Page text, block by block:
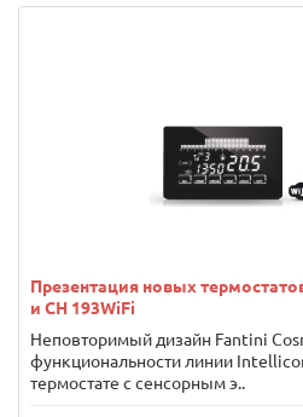
Презентация новых
и CH 193WiFi
Неповторимый дизайн Fantini
функциональности линии
термостате с сенсорным э..